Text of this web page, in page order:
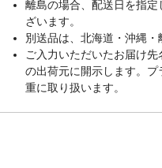
離島の場合、配送日を指
ざいます。
別送品は、北海道・沖縄・
ご入力いただいたお届け
の出荷元に開示します。
重に取り扱います。